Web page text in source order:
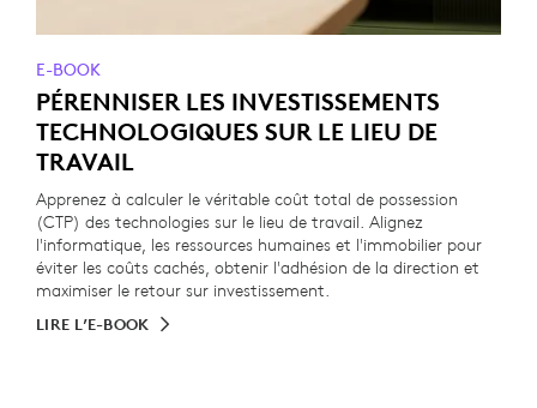
E-BOOK
PÉRENNISER LES INVESTISSEMENTS
TECHNOLOGIQUES SUR LE LIEU DE
TRAVAIL
Apprenez à calculer le véritable coût total de possession
(CTP) des technologies sur le lieu de travail. Alignez
l'informatique, les ressources humaines et l'immobilier pour
éviter les coûts cachés, obtenir l'adhésion de la direction et
maximiser le retour sur investissement.
LIRE L’E-BOOK